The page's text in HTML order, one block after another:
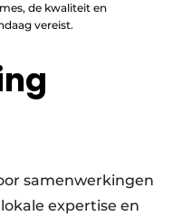
de kwaliteit en
vereist.
samenwerkingen
expertise en